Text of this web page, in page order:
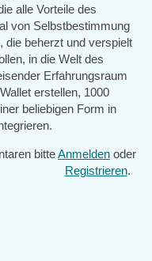
alle Vorteile des
von Selbstbestimmung
die beherzt und verspielt
in die Welt des
Erfahrungsraum
erstellen, 1000
beliebigen Form in
bitteAnmelden oder
Registrieren.